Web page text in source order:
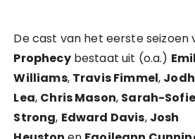
De cast van het eerste seizoen
Prophecybestaat uit (o.a.)
Williams, Travis Fimmel,
Lea, Chris Mason, Sarah-
Strong, Edward Davis, Josh